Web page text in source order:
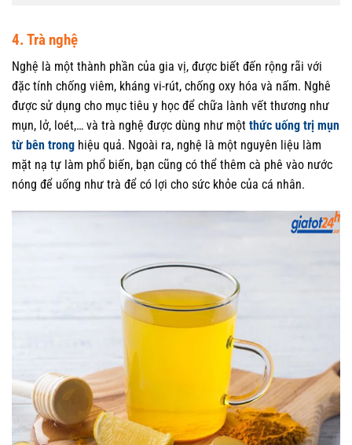
4. Trà nghệ
Nghệ là một thành phần của gia vị, được biết đến rộng rãi với
đặc tính chống viêm, kháng vi-rút, chống oxy hóa và nấm. Nghê
được sử dụng cho mục tiêu y học để chữa lành vết thương như
mụn, lở, loét,… và trà nghệ được dùng như một thức uống trị mụn
từ bên trong hiệu quả. Ngoài ra, nghệ là một nguyên liệu làm
mặt nạ tự làm phổ biến, bạn cũng có thể thêm cà phê vào nước
nóng để uống như trà để có lợi cho sức khỏe của cá nhân.